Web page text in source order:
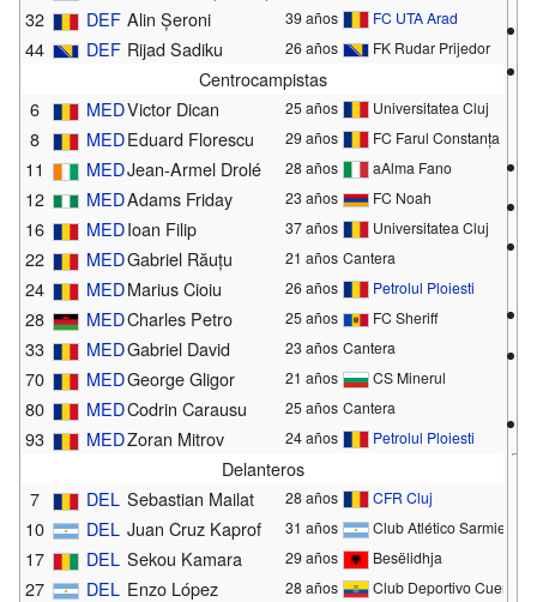
32 DEF Alin Șeroni 39 años FC UTA Arad
44 DEF Rijad Sadiku 26 años FK Rudar Prijedor
Centrocampistas
6
MEDVictor Dican 25 años Universitatea Cluj
8 MEDEduard Florescu 29 años FC Farul Constanța
11 MEDJean-Armel Drolé 28 años aAlma Fano
12 MEDAdams Friday 23 años FC Noah
16 MEDIoan Filip 37 años Universitatea Cluj
22 MEDGabriel Răuțu 21 años Cantera
24 MEDMarius Cioiu 26 años Petrolul Ploiesti
28 MEDCharles Petro 25 años FC Sheriff
33 MEDGabriel David 23 años Cantera
70 MEDGeorge Gligor 21 años CS Minerul
80 MEDCodrin Carausu 25 años Cantera
93 MEDZoran Mitrov 24 años Petrolul Ploiesti
Delanteros
7
DEL Sebastian Mailat 28 años CFR Cluj
10 DEL Juan Cruz Kaprof 31 años Club Atlético Sarmiento
17 DEL Sekou Kamara 29 años Besëlidhja
27 DEL Enzo López 28 años Club Deportivo Cuenca